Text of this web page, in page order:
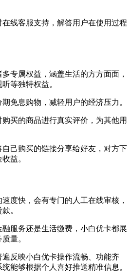
在线客服支持，解答用户在使用过程
专属权益，涵盖生活的方方面面，
等独特权益。
免息购物，减轻用户的经济压力。
买的商品进行真实评价，为其他用
己购买的链接分享给好友，对方下
益。
度快，会有专门的人工在线审核，
。
服务还是生活缴费，小白优卡都展
量。
反映小白优卡操作流畅、功能齐
能够根据个人喜好推送精准信息。